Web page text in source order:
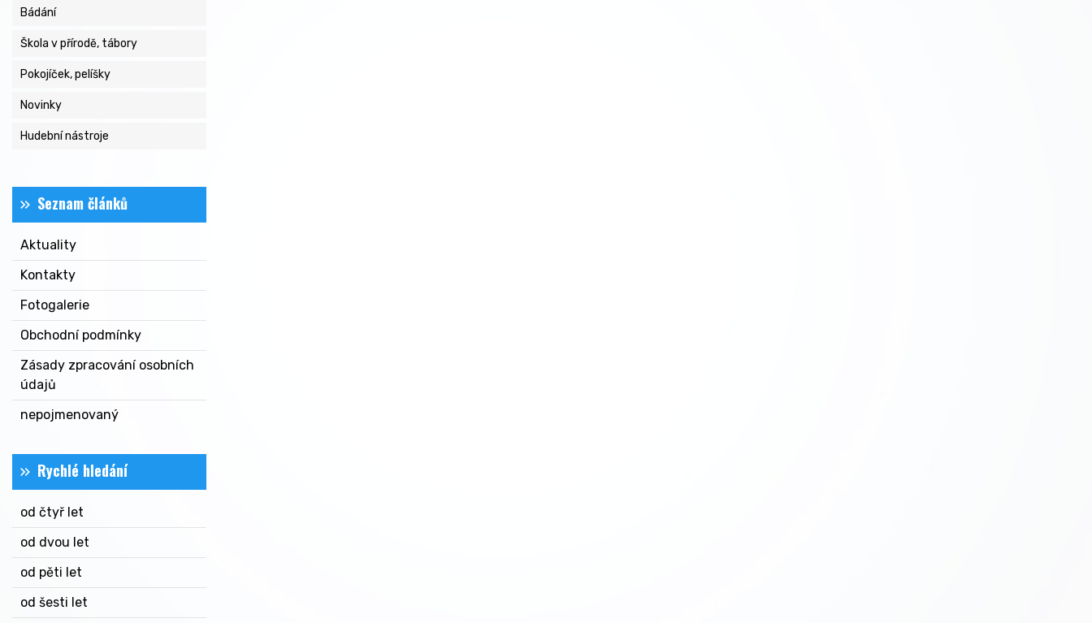
Bádání
Škola v přírodě, tábory
Pokojíček, pelíšky
Novinky
Hudební nástroje
Seznam článků
Aktuality
Kontakty
Fotogalerie
Obchodní podmínky
Zásady zpracování osobních
údajů
nepojmenovaný
Rychlé hledání
od čtyř let
od dvou let
od pěti let
od šesti let